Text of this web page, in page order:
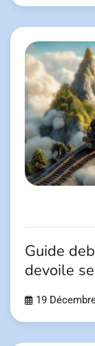
Guide
devoile
19